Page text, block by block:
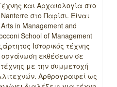
και Αρχαιολογία στο
στο Παρίσι. Είναι
in Management and
School of Management
Ιστορικός τέχνης
εκθέσεων σε
με την συμμετοχή
Αρθρογραφεί ως